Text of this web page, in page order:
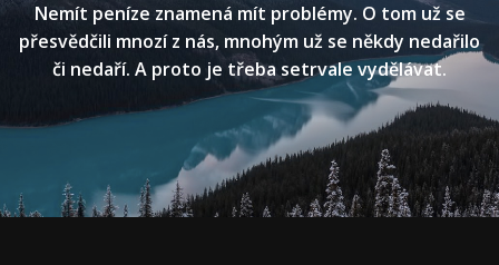
Nemít peníze znamená mít problémy. O tom už se
přesvědčili mnozí z nás, mnohým už se někdy nedařilo
či nedaří. A proto je třeba setrvale vydělávat.